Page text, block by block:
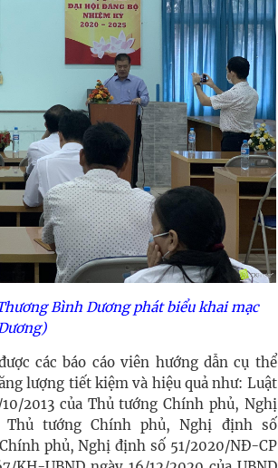
Bình Dương phát biểu khai mạc
các báo cáo viên hướng dẫn cụ thể
lượng tiết kiệm và hiệu quả như: Luật
2013 của Thủ tướng Chính phủ, Nghị
Thủ tướng Chính phủ, Nghị định số
phủ, Nghị định số 51/2020/NĐ-CP